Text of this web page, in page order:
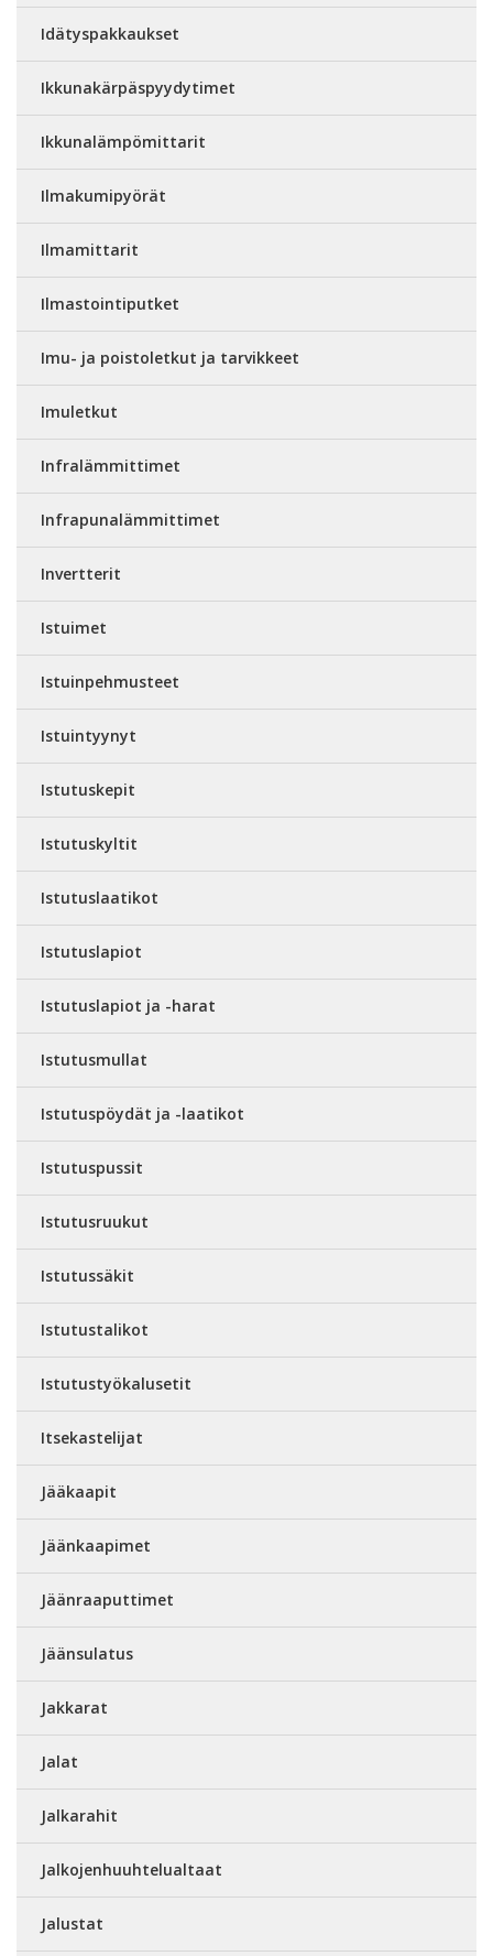
Idätyspakkaukset
Ikkunakärpäspyydytimet
Ikkunalämpömittarit
Ilmakumipyörät
Ilmamittarit
Ilmastointiputket
Imu- ja poistoletkut ja tarvikkeet
Imuletkut
Infralämmittimet
Infrapunalämmittimet
Invertterit
Istuimet
Istuinpehmusteet
Istuintyynyt
Istutuskepit
Istutuskyltit
Istutuslaatikot
Istutuslapiot
Istutuslapiot ja -harat
Istutusmullat
Istutuspöydät ja -laatikot
Istutuspussit
Istutusruukut
Istutussäkit
Istutustalikot
Istutustyökalusetit
Itsekastelijat
Jääkaapit
Jäänkaapimet
Jäänraaputtimet
Jäänsulatus
Jakkarat
Jalat
Jalkarahit
Jalkojenhuuhtelualtaat
Jalustat